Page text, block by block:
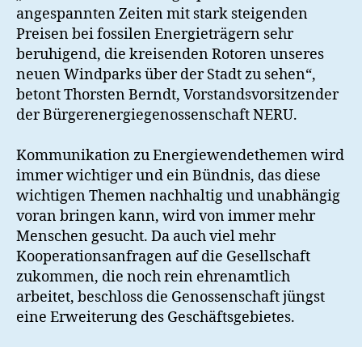
angespannten Zeiten mit stark steigenden
Preisen bei fossilen Energieträgern sehr
beruhigend, die kreisenden Rotoren unseres
neuen Windparks über der Stadt zu sehen“,
betont Thorsten Berndt, Vorstandsvorsitzender
der Bürgerenergiegenossenschaft NERU.
Kommunikation zu Energiewendethemen wird
immer wichtiger und ein Bündnis, das diese
wichtigen Themen nachhaltig und unabhängig
voran bringen kann, wird von immer mehr
Menschen gesucht. Da auch viel mehr
Kooperationsanfragen auf die Gesellschaft
zukommen, die noch rein ehrenamtlich
arbeitet, beschloss die Genossenschaft jüngst
eine Erweiterung des Geschäftsgebietes.